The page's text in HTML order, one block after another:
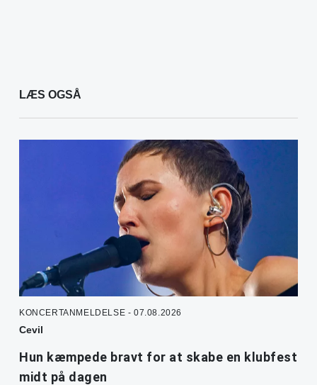
LÆS OGSÅ
KONCERTANMELDELSE - 07.08.2026
Cevil
Hun kæmpede bravt for at skabe en klubfest
midt på dagen